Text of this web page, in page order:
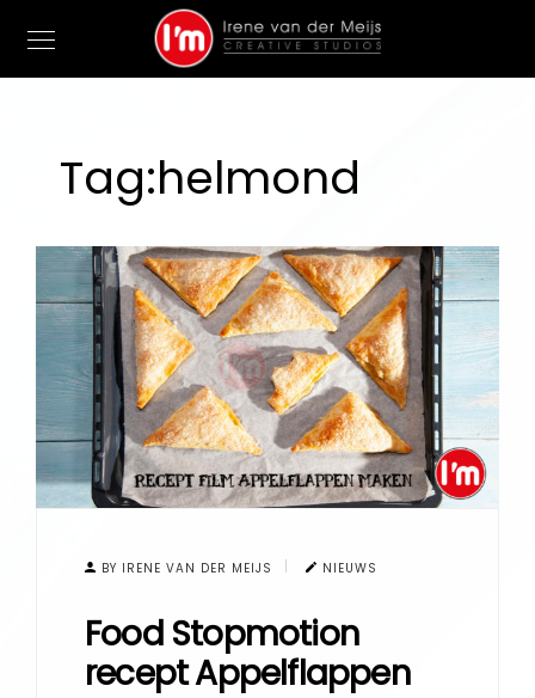
Tag:helmond
BY IRENE VAN DER MEIJS NIEUWS
Food Stopmotion
recept Appelflappen